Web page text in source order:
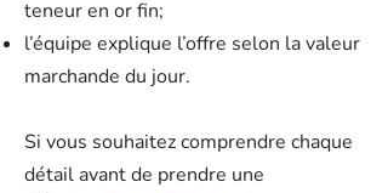
teneur en or fin;
l’équipe explique l’offre selon la valeur
marchande du jour.
Si vous souhaitez comprendre chaque
détail avant de prendre une